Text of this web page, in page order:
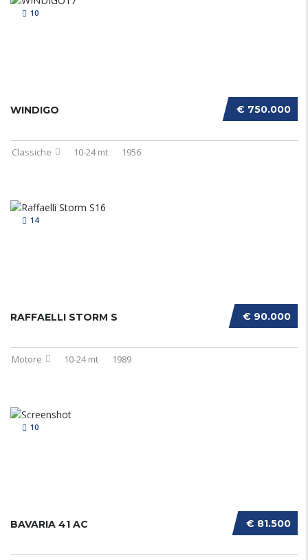
10
€ 750.000
WINDIGO
Classiche 10-24 mt 1956
14
€ 90.000
RAFFAELLI STORM S
Motore 10-24 mt 1989
10
€ 81.500
BAVARIA 41 AC